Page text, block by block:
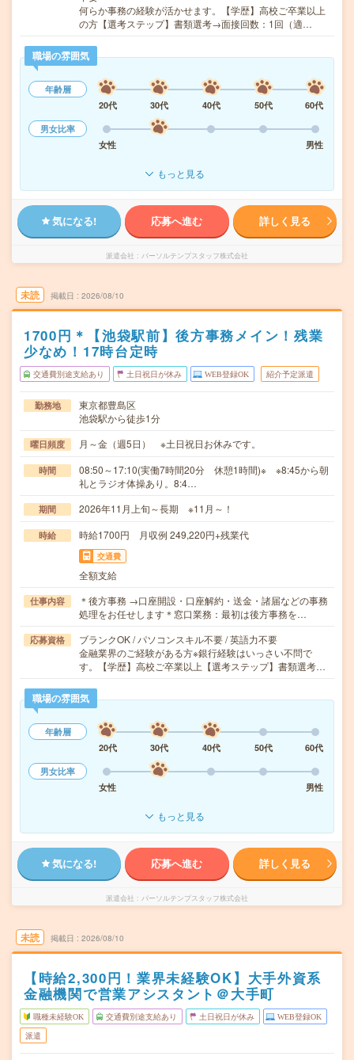
何らか事務の経験が活かせます。【学歴】高校ご卒業以上
の方【選考ステップ】書類選考→面接回数：1回（適…
職場の雰囲気
年齢層
20代
30代 40代 50代
60代
男女比率
女性
男性
もっと見る
気になる! 応募へ進む 詳しく見る
派遣会社 パーソルテンプスタッフ株式会社
未読 掲載日 2026/08/10
1700円＊【池袋駅前】後方事務メイン！残業
少なめ！17時台定時
交通費別途支給あり 土日祝日が休み WEB登録OK 紹介予定派遣
勤務地
東京都豊島区
池袋駅から徒歩1分
曜日頻度 月～金（週5日） ※土日祝日お休みです。
時間
08:50～17:10(実働7時間20分 休憩1時間)※ ※8:45から朝
礼とラジオ体操あり。8:4…
期間 2026年11月上旬～長期 ※11月～！
時給 時給1700円 月収例 249,220円+残業代
交通費
全額支給
仕事内容
＊後方事務 →口座開設・口座解約・送金・諸届などの事務
処理をお任せします＊窓口業務：最初は後方事務を…
応募資格
ブランクOK / パソコンスキル不要 / 英語力不要
金融業界のご経験がある方※銀行経験はいっさい不問で
す。【学歴】高校ご卒業以上【選考ステップ】書類選考…
職場の雰囲気
年齢層
20代
30代 40代 50代
60代
男女比率
女性
男性
もっと見る
気になる! 応募へ進む 詳しく見る
派遣会社 パーソルテンプスタッフ株式会社
未読 掲載日 2026/08/10
【時給2,300円！業界未経験OK】大手外資系
金融機関で営業アシスタント＠大手町
職種未経験OK 交通費別途支給あり 土日祝日が休み WEB登録OK
派遣